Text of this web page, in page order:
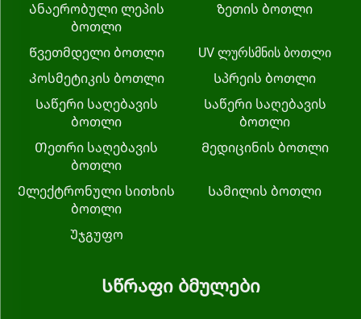
Ანაერობული ლეპის
ბოთლი
Ზეთის ბოთლი
Წვეთმდელი ბოთლი
UV ლურსმნის ბოთლი
Კოსმეტიკის ბოთლი
Სპრეის ბოთლი
Საწერი საღებავის
ბოთლი
Საწერი საღებავის
ბოთლი
Თეთრი საღებავის
ბოთლი
Მედიცინის ბოთლი
Ელექტრონული სითხის
ბოთლი
Სამილის ბოთლი
Უჯგუფო
Სწრაფი ბმულები